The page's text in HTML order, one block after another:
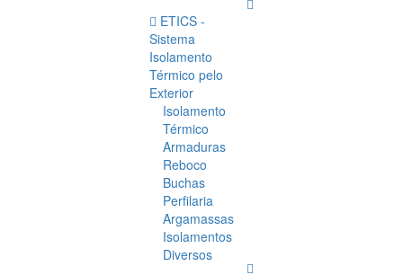
ETICS -
Sistema
Isolamento
Térmico pelo
Exterior
Isolamento
Térmico
Armaduras
Reboco
Buchas
Perfilaria
Argamassas
Isolamentos
Diversos